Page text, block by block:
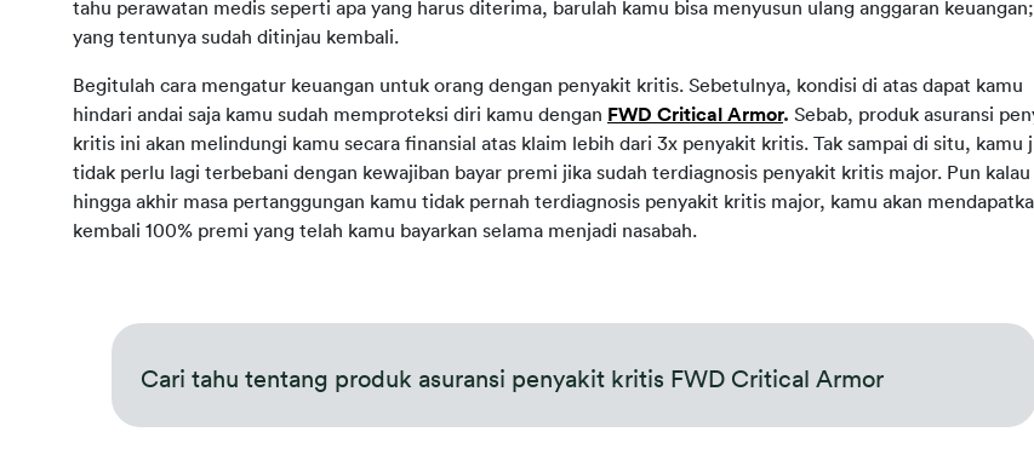
tahu perawatan medis seperti apa yang harus diterima, barulah kamu bisa menyusun ulang anggaran keuangan;
yang tentunya sudah ditinjau kembali.
Begitulah cara mengatur keuangan untuk orang dengan penyakit kritis. Sebetulnya, kondisi di atas dapat kamu
hindari andai saja kamu sudah memproteksi diri kamu dengan FWD Critical Armor. Sebab, produk asuransi
kritis ini akan melindungi kamu secara finansial atas klaim lebih dari 3x penyakit kritis. Tak sampai di situ, kamu
tidak perlu lagi terbebani dengan kewajiban bayar premi jika sudah terdiagnosis penyakit kritis major. Pun kalau
hingga akhir masa pertanggungan kamu tidak pernah terdiagnosis penyakit kritis major, kamu akan
kembali 100% premi yang telah kamu bayarkan selama menjadi nasabah.
Cari tahu tentang produk asuransi penyakit kritis FWD Critical Armor